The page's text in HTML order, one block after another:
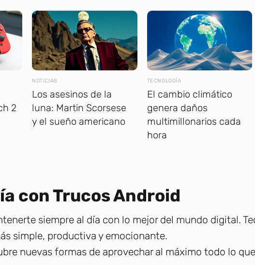
2
NOTICIAS
Los asesinos de la
luna: Martin Scorsese
y el sueño americano
TECNOLOGÍA
El cambio climático
genera daños
multimillonarios cada
hora
con Trucos Android
siempre al día con lo mejor del mundo digital.
simple, productiva y emocionante.
nuevas formas de aprovechar al máximo todo lo